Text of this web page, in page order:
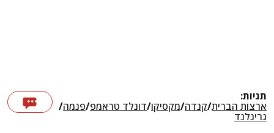
תגיות:
ארצות הברית/קנדה/מקסיקו/דונלד טראמפ/פנמה/
גרינלנד